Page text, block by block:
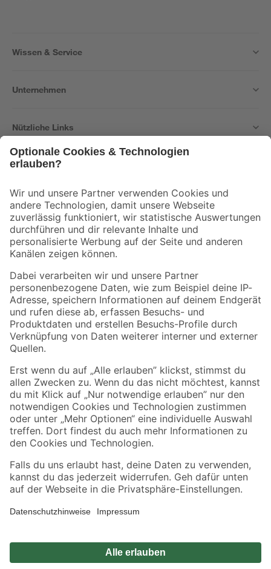
Wissen & Service
Unternehmen
Nützliche Links
Der toom Newsletter: Keine Angebote und Aktionen mehr verpassen!
Zur Newsletter Anmeldung
Folge uns
Zahlungsarten Versandarten
Sicher einkaufen
Jetzt die toom-App herunterladen
Alle Preisangaben in EUR inkl. gesetzl. MwSt.. Die dargestellten Angebote sind unter
Umständen nicht in allen Märkten verfügbar. Die angegebenen Verfügbarkeiten beziehen
Produkte nur solange der Vorrat reicht.
*Paketversand ab 59 € versandkostenfrei, gilt nicht für Artikel mit Speditionsversand, hier
Privatsphäre Impressum
Nutzungsbedingungen
Widerrufsrecht Vertrag widerrufen